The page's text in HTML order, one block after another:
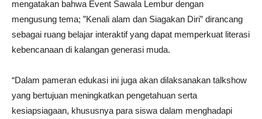
mengatakan bahwa Event Sawala Lembur dengan
mengusung tema; ”Kenali alam dan Siagakan Diri” dirancang
sebagai ruang belajar interaktif yang dapat memperkuat literasi
kebencanaan di kalangan generasi muda.
“Dalam pameran edukasi ini juga akan dilaksanakan talkshow
yang bertujuan meningkatkan pengetahuan serta
kesiapsiagaan, khususnya para siswa dalam menghadapi